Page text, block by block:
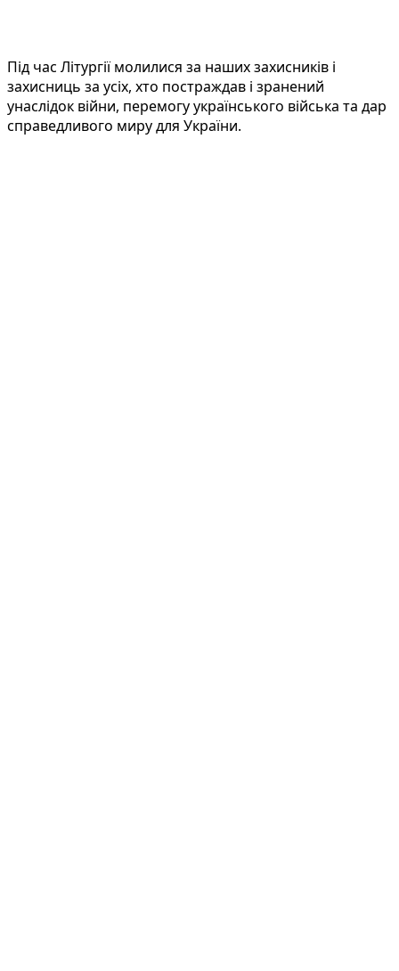
Під час Літургії молилися за наших захисників і
захисниць за усіх, хто постраждав і зранений
унаслідок війни, перемогу українського війська та дар
справедливого миру для України.